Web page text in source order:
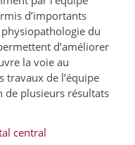
d’importants
du
d’améliorer
la voie au
travaux de l’équipe
plusieurs résultats
central